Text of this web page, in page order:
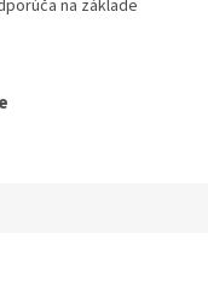
na základe